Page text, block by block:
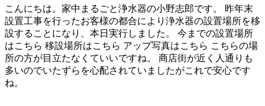
こんにちは。家中まるごと浄水器の小野志郎です。 昨年末
設置工事を行ったお客様の都合により浄水器の設置場所を移
設することになり、本日実行しました。 今までの設置場所
はこちら 移設場所はこちら アップ写真はこちら こちらの場
所の方が目立たなくていいですね。 商店街が近く人通りも
多いのでいたずらを心配されていましたがこれで安心です
ね。